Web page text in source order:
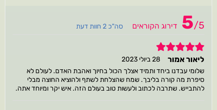
5/5 דירוג הקוראים סה"כ 2 חוות דעת
5
ליאור אמור
28 ביולי 2023
שלומי עבדנו ביחד ותמיד אצלך הכול בחיוך ואהבת האדם. לעולם לא
סיפרת מה קורה בליבך. שמח שהצלחת לשתף ולהוציא החוצה מבלי
להתבייש. שתרבה לכתוב ולעשות טוב בעולם הזה. איש יקר ומיוחד אתה.